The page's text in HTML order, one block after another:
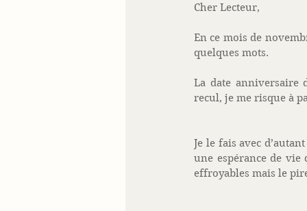
Cher Lecteur,
En ce mois de
quelques mots.
La date anniversaire
recul, je me risque à
Je le fais avec
une espérance de vie
effroyables mais le